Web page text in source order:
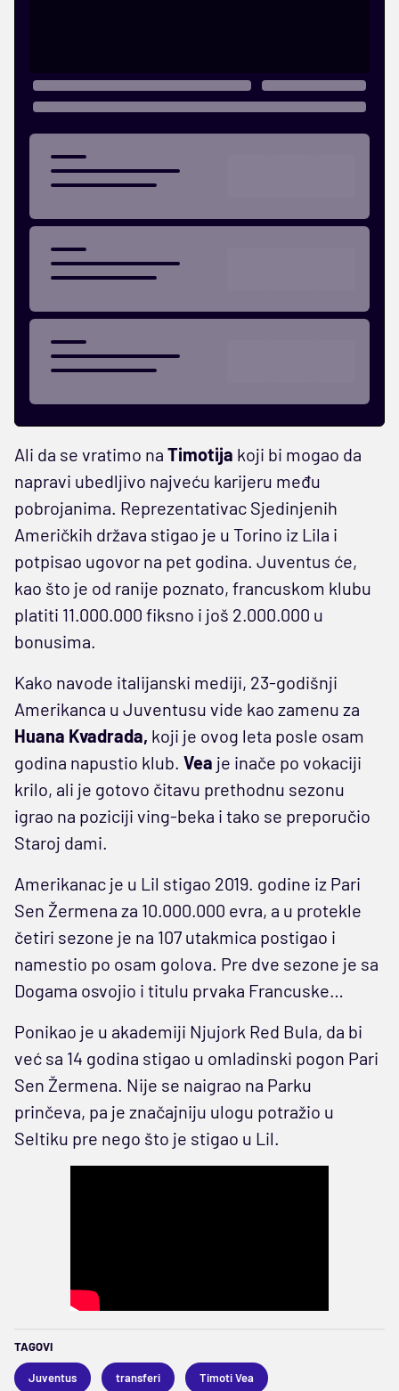
Ali da se vratimo na Timotija koji bi mogao da
napravi ubedljivo najveću karijeru među
pobrojanima. Reprezentativac Sjedinjenih
Američkih država stigao je u Torino iz Lila i
potpisao ugovor na pet godina. Juventus će,
kao što je od ranije poznato, francuskom klubu
platiti 11.000.000 fiksno i još 2.000.000 u
bonusima.
Kako navode italijanski mediji, 23-godišnji
Amerikanca u Juventusu vide kao zamenu za
Huana Kvadrada, koji je ovog leta posle osam
godina napustio klub. Vea je inače po vokaciji
krilo, ali je gotovo čitavu prethodnu sezonu
igrao na poziciji ving-beka i tako se preporučio
Staroj dami.
Amerikanac je u Lil stigao 2019. godine iz Pari
Sen Žermena za 10.000.000 evra, a u protekle
četiri sezone je na 107 utakmica postigao i
namestio po osam golova. Pre dve sezone je sa
Dogama osvojio i titulu prvaka Francuske…
Ponikao je u akademiji Njujork Red Bula, da bi
već sa 14 godina stigao u omladinski pogon Pari
Sen Žermena. Nije se naigrao na Parku
prinčeva, pa je značajniju ulogu potražio u
Seltiku pre nego što je stigao u Lil.
TAGOVI
Juventus transferi Timoti Vea